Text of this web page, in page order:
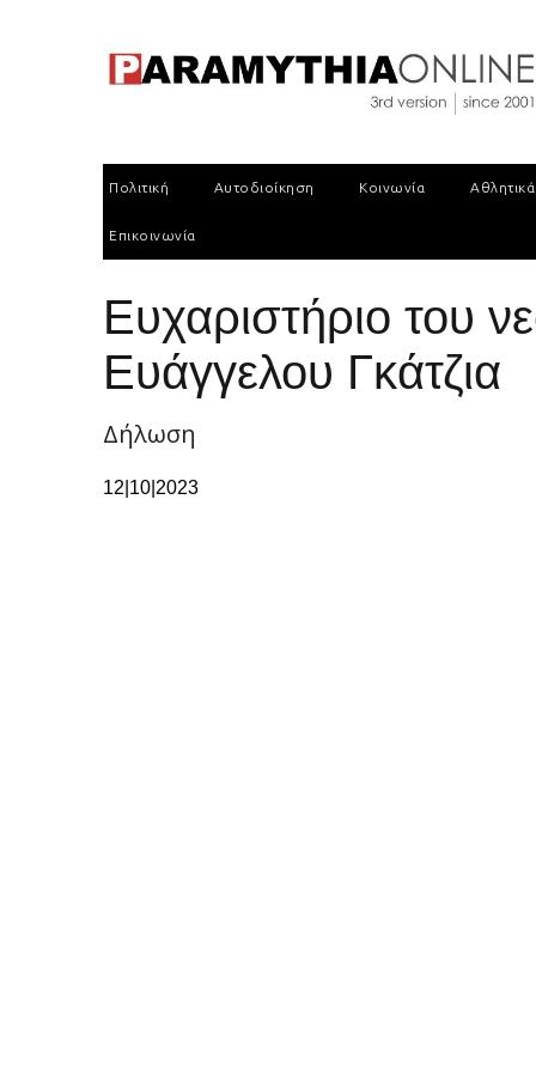
Πολιτική Αυτοδιοίκηση Κοινωνία Αθλητικά
Επικοινωνία
Ευχαριστήριο του
Ευάγγελου Γκάτζια
Δήλωση
12|10|2023